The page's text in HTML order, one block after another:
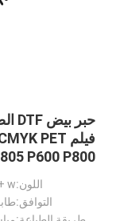
Ab Pet Film
30*100cm Ab Film
A3 30cm UV Dtf
المدى الطويل:طويلة